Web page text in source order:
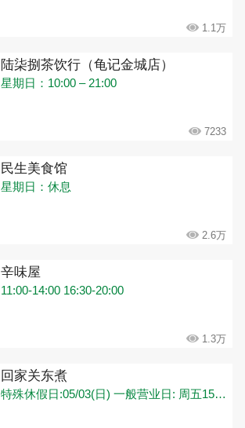
1.1万
陆柒捌茶饮行（龟记金城店）
星期日：10:00 – 21:00
7233
民生美食馆
星期日：休息
2.6万
辛味屋
11:00-14:00 16:30-20:00
1.3万
回家关东煮
特殊休假日:05/03(日) 一般营业日: 周五15:30-22:00 周六15:30-22:00 周日15:30-22:00